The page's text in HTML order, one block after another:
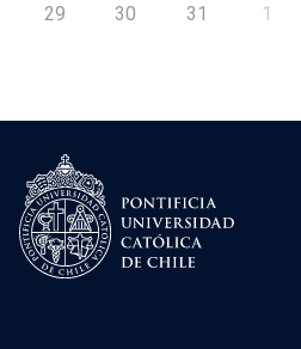
29 30 31 1